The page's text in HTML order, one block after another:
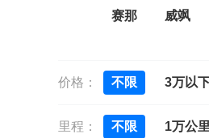
赛那 威飒
价格： 不限 3万以
里程： 不限 1万公